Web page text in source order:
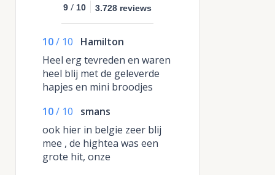
9 / 10 3.728 reviews
10/ 10
Hamilton
Heel erg tevreden en waren
heel blij met de geleverde
hapjes en mini broodjes
10/ 10
smans
ook hier in belgie zeer blij
mee , de hightea was een
grote hit, onze